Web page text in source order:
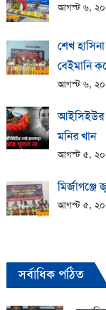
আগস্ট ৬,
শেখ
বেইমানি
আগস্ট ৬,
আইসিইউর
মনির খান
আগস্ট ৫,
আগস্ট ৫,
সর্বাধিক পঠিত